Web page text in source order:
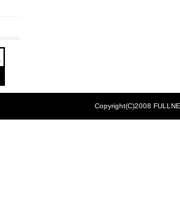
Copyright(C)2008